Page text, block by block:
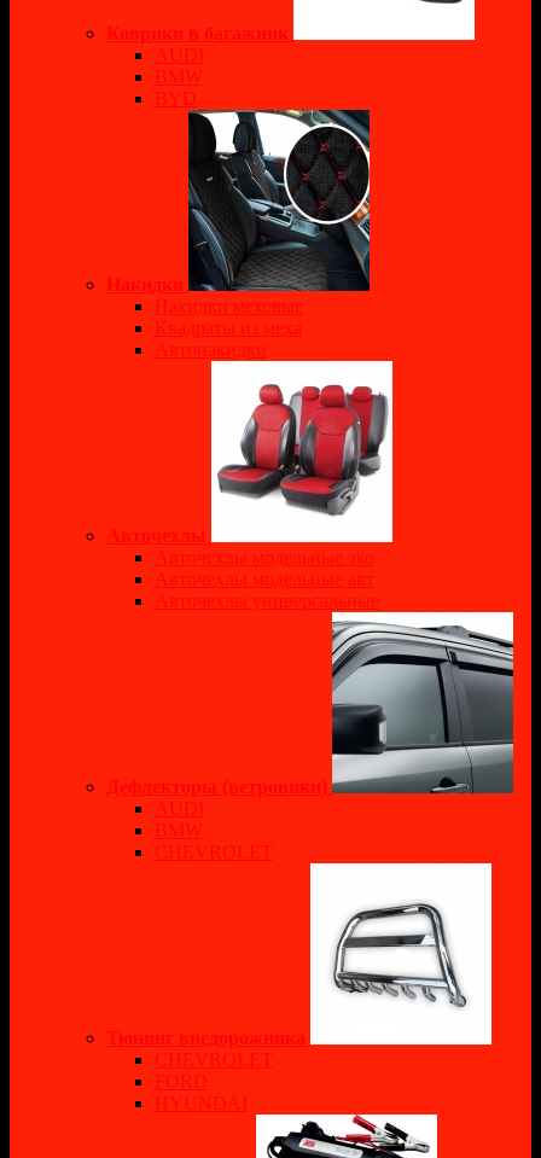
Коврики в багажник
AUDI
BMW
BYD
Накидки
Накидки меховые
Квадраты из меха
Автонакидки
Авточехлы
Авточехлы модельные эко
Авточехлы модельные авт
Авточехлы универсальные
Дефлекторы (ветровики)
AUDI
BMW
CHEVROLET
Тюнинг внедорожника
CHEVROLET
FORD
HYUNDAI